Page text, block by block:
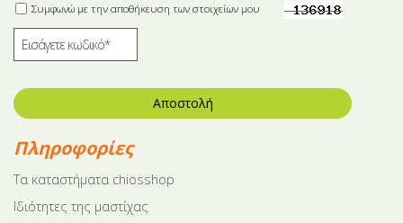
Συμφωνώ με την αποθήκευση των στοιχείων μου
Αποστολή
Πληροφορίες
Tα καταστήματα chiosshop
Ιδιότητες της μαστίχας